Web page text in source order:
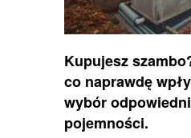
Kupujesz
co naprawdę
wybór
pojemności.